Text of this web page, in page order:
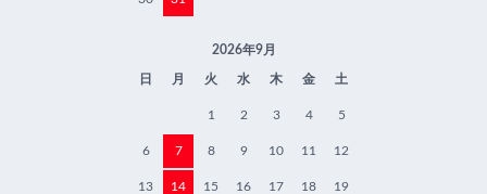
2026年9月
日 月 火 水 木 金 土
1 2 3 4 5
6 7 8 9 10 11 12
13 14 15 16 17 18 19